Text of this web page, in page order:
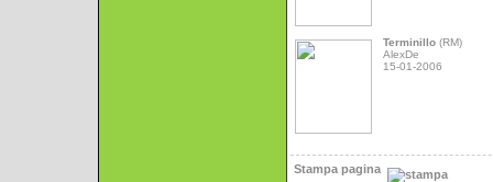
Terminillo (RM)
AlexDe
15-01-2006
Stampa pagina